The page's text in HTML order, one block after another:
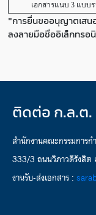
เอกสารแนบ 3 แบบรา
"การยื่นขออนุญาตเสน
ลงลายมือชื่ออิเล็กทรอ
ติดต่อ ก.ล.ต.
สำนักงานคณะกรรมการ
333/3 ถนนวิภาวดีรังสิต
งานรับ-ส่งเอกสาร :